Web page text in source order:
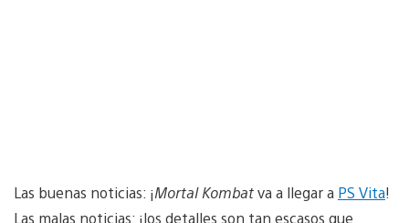
Las buenas noticias: ¡Mortal Kombatva a llegar a PS Vita!
Las malas noticias: ¡los detalles son tan escasos que